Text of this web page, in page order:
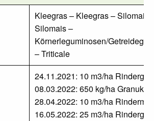
Kleegras – Kleegras – Silomais
Silomais –
Körnerleguminosen/
– Triticale
24.11.2021: 10 m3/ha
08.03.2022: 650 kg/ha Granukal
28.04.2022: 10 m3/ha Rindermist
16.05.2022: 25 m3/ha